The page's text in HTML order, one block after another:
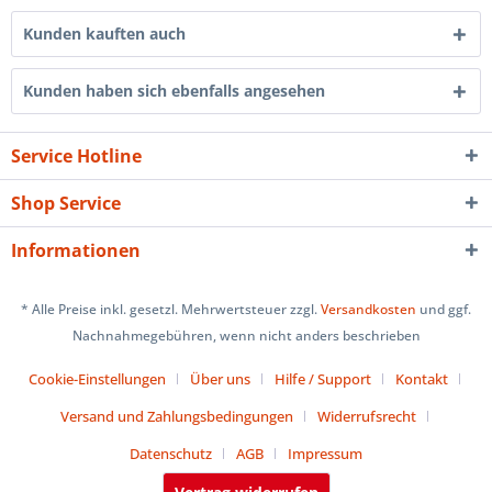
Kunden kauften auch
Kunden haben sich ebenfalls angesehen
Service Hotline
Shop Service
Informationen
* Alle Preise inkl. gesetzl. Mehrwertsteuer zzgl.Versandkosten und ggf.
Nachnahmegebühren, wenn nicht anders beschrieben
Cookie-Einstellungen Über uns Hilfe / Support
Kontakt
Versand und Zahlungsbedingungen
Widerrufsrecht
Datenschutz
AGB Impressum